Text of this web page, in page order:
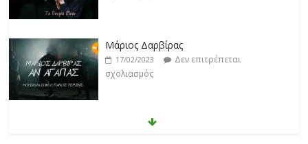
Μάριος Δαρβίρας
17/02/2023
Δεν επιτρέπεται
σχολιασμός